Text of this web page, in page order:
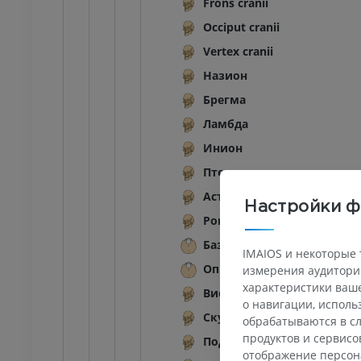
Occiput cranii
Vertex cranii
Назион
Брегма
Ламбда
Инион
Птерион
Астерион
Porion
Базион
Опистион
Височная ямка
Скуловая дуга
Подвисочная ямка
ПРЕДПЛЮСНА - СТОПА
Настройки
IMAIOS и
измерения
характеристики
о навигации,
обрабатываются в
продуктов и
отображение